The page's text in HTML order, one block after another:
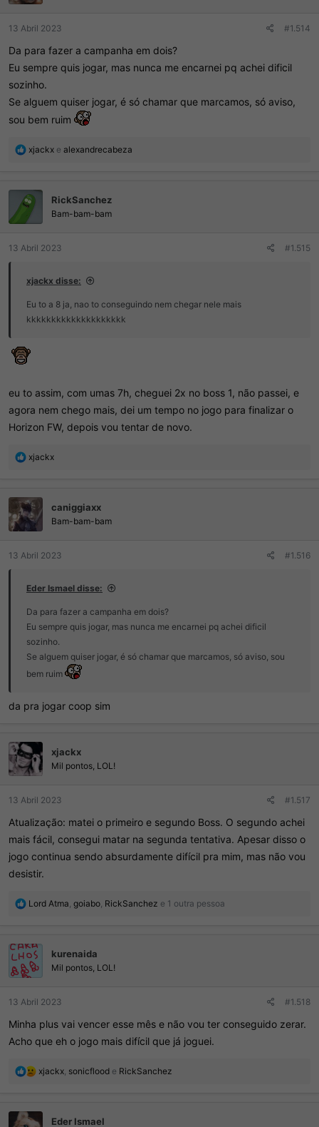
s
13 Abril 2023 #1.514
Da para fazer a campanha em dois?
Eu sempre quis jogar, mas nunca me encarnei pq achei dificil
sozinho.
Se alguem quiser jogar, é só chamar que marcamos, só aviso,
sou bem ruim
R
ç
õ
e
s
xjackx e alexandrecabeza
RickSanchez
Bam-bam-bam
13 Abril 2023 #1.515
xjackx disse:
Eu to a 8 ja, nao to conseguindo nem chegar nele mais
kkkkkkkkkkkkkkkkkkkk
eu to assim, com umas 7h, cheguei 2x no boss 1, não passei, e
agora nem chego mais, dei um tempo no jogo para finalizar o
Horizon FW, depois vou tentar de novo.
R
ç
õ
e
s
xjackx
caniggiaxx
Bam-bam-bam
13 Abril 2023 #1.516
Eder Ismael disse:
Da para fazer a campanha em dois?
Eu sempre quis jogar, mas nunca me encarnei pq achei dificil
sozinho.
Se alguem quiser jogar, é só chamar que marcamos, só aviso, sou
bem ruim
da pra jogar coop sim
xjackx
Mil pontos, LOL!
13 Abril 2023 #1.517
Atualização: matei o primeiro e segundo Boss. O segundo achei
mais fácil, consegui matar na segunda tentativa. Apesar disso o
jogo continua sendo absurdamente difícil pra mim, mas não vou
desistir.
R
ç
õ
e
s
Lord Atma, goiabo, RickSanchez e 1 outra pessoa
kurenaida
Mil pontos, LOL!
13 Abril 2023 #1.518
Minha plus vai vencer esse mês e não vou ter conseguido zerar.
Acho que eh o jogo mais difícil que já joguei.
R
ç
õ
xjackx, sonicflood e RickSanchez
Eder Ismael